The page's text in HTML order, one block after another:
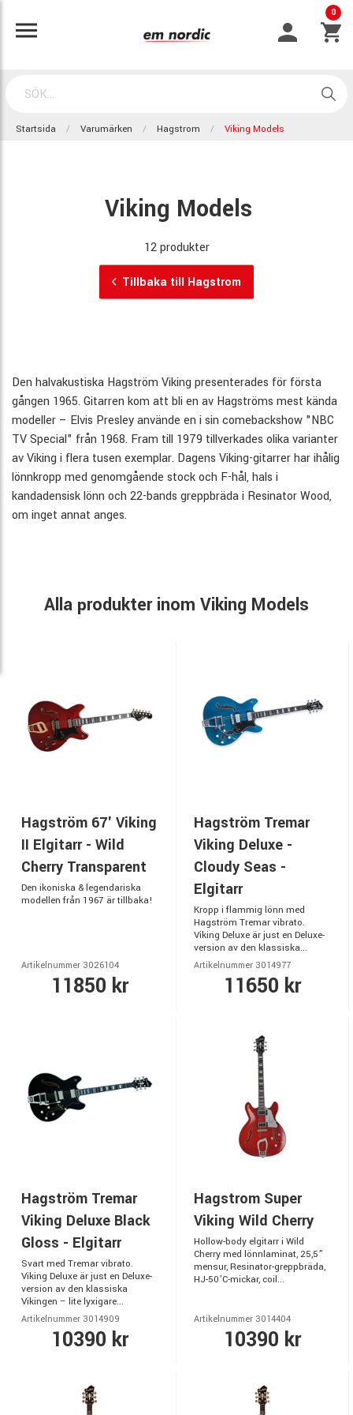
0
Startsida Varumärken Hagstrom Viking Models
Viking Models
12 produkter
Tillbaka till Hagstrom
Den halvakustiska Hagström Viking presenterades för första
gången 1965. Gitarren kom att bli en av Hagströms mest kända
modeller – Elvis Presley använde en i sin comebackshow "NBC
TV Special" från 1968. Fram till 1979 tillverkades olika varianter
av Viking i flera tusen exemplar. Dagens Viking-gitarrer har ihålig
lönnkropp med genomgående stock och F-hål, hals i
kandadensisk lönn och 22-bands greppbräda i Resinator Wood,
om inget annat anges.
Alla produkter inom Viking Models
Hagström 67' Viking
II Elgitarr - Wild
Cherry Transparent
Den ikoniska & legendariska
modellen från 1967 är tillbaka!
Artikelnummer 3026104
11850 kr
Hagström Tremar
Viking Deluxe -
Cloudy Seas -
Elgitarr
Kropp i flammig lönn med
Hagström Tremar vibrato.
Viking Deluxe är just en Deluxe-
version av den klassiska...
Artikelnummer 3014977
11650 kr
Hagström Tremar
Viking Deluxe Black
Gloss - Elgitarr
Svart med Tremar vibrato.
Viking Deluxe är just en Deluxe-
version av den klassiska
Vikingen – lite lyxigare...
Artikelnummer 3014909
10390 kr
Hagstrom Super
Viking Wild Cherry
Hollow-body elgitarr i Wild
Cherry med lönnlaminat, 25,5”
mensur, Resinator-greppbräda,
HJ-50’C-mickar, coil...
Artikelnummer 3014404
10390 kr